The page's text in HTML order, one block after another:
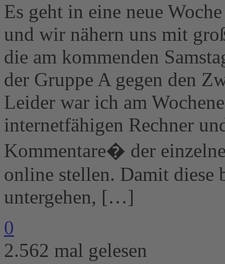
Es geht in eine neue
und wir nähern uns mit
die am kommenden
der Gruppe A gegen den
Leider war ich am
internetfähigen Rechner
Kommentare� der
online stellen. Damit diese
untergehen, […]
0
2.562 mal gelesen